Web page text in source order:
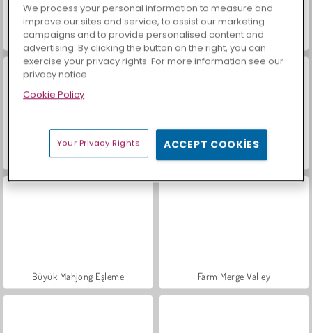
Mücevher Bahçesi Hikayesi Masha and the Bear: Meadows
Scala 40
Büyük Mahjong Eşleme Farm Merge Valley
We process your personal information to measure and
improve our sites and service, to assist our marketing
campaigns and to provide personalised content and
advertising. By clicking the button on the right, you can
exercise your privacy rights. For more information see our
privacy notice
Cookie Policy
Your Privacy Rights ACCEPT COOKIES